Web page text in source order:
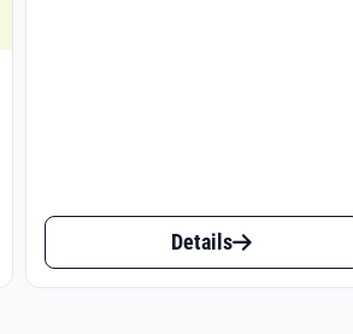
Dieses
Produkt
Details